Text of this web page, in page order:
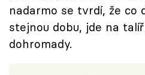
Přihlášení
Sledujte nás
nadarmo se tvrdí, že co
stejnou dobu, jde na
dohromady.